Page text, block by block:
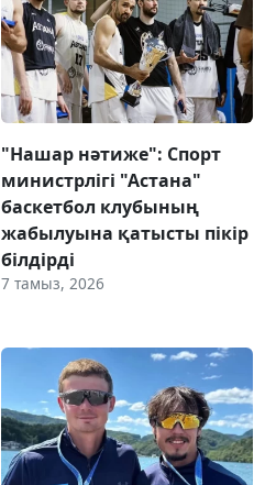
"Нашар нәтиже": Спорт
министрлігі "Астана"
баскетбол клубының
жабылуына қатысты пікір
білдірді
7 тамыз, 2026